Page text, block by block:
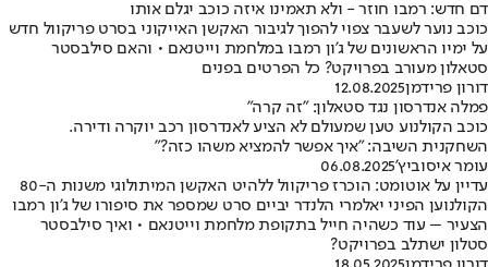
דם חדש: רמבו חוזר - ולא תאמינו איזה כוכב יגלם אותו
כוכב נוער לשעבר צפוי להפוך לגיבור האקשן האייקוני בסרט פריקוול חדש
על ימיו הראשונים של ג'ון רמבו במלחמת וייטנאם • והאם סילבסטר
סטאלון מעורב בפרויקט? כל הפרטים בפנים
דורון פרידמן12.08.2025
פמלה אנדרסון נגד סטאלון: "זה קרה"
כוכב הקולנוע טען שמעולם לא הציע לאנדרסון רכב יוקרה ודירה.
השחקנית השיבה: "איך אפשר להמציא משהו כזה?"
עומר איסוביץ'06.08.2025
עדיין על אוטומט: הוכרז פריקוול ללהיט האקשן המיתולוגי משנות ה-80
הקולנוען הפיני יאלמרי הלנדר יביים סרט שמספר את סיפורו של ג'ון רמבו
הצעיר – עוד כשהיה חייל בתקופת מלחמת וייטנאם • ואיך סילבסטר
סטלון ישתלב בפרויקט?